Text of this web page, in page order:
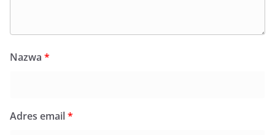
Nazwa *
Adres email*